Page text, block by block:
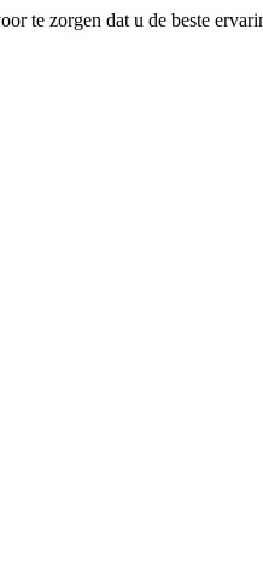
te zorgen dat u de beste